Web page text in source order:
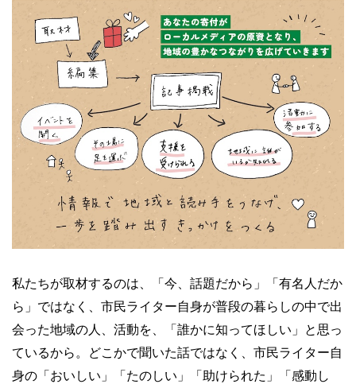
私たちが取材するのは、「今、話題だから」「有名人だか
ら」ではなく、市民ライター自身が普段の暮らしの中で出
会った地域の人、活動を、「誰かに知ってほしい」と思っ
ているから。どこかで聞いた話ではなく、市民ライター自
身の「おいしい」「たのしい」「助けられた」「感動し